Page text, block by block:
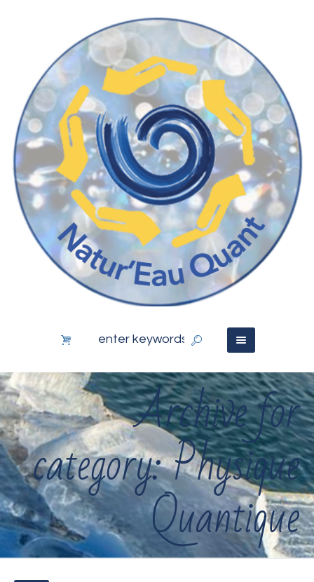
Archive for
category: Physique
Quantique